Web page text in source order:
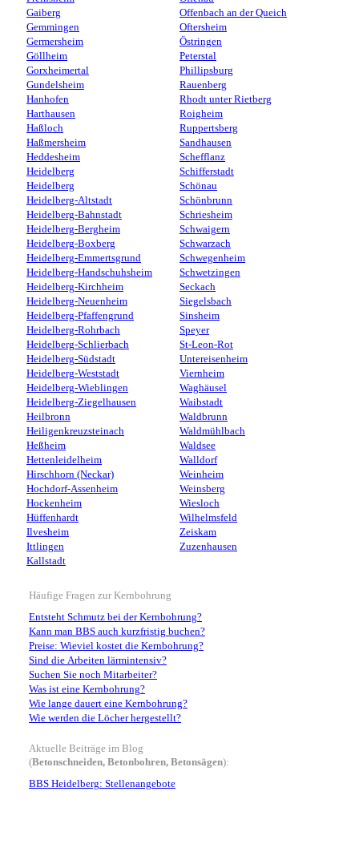
Gaiberg
Gemmingen
Germersheim
Göllheim
Gorxheimertal
Gundelsheim
Hanhofen
Harthausen
Haßloch
Haßmersheim
Heddesheim
Heidelberg
Heidelberg
Heidelberg-Altstadt
Heidelberg-Bahnstadt
Heidelberg-Bergheim
Heidelberg-Boxberg
Heidelberg-Emmertsgrund
Heidelberg-Handschuhsheim
Heidelberg-Kirchheim
Heidelberg-Neuenheim
Heidelberg-Pfaffengrund
Heidelberg-Rohrbach
Heidelberg-Schlierbach
Heidelberg-Südstadt
Heidelberg-Weststadt
Heidelberg-Wieblingen
Heidelberg-Ziegelhausen
Heilbronn
Heiligenkreuzsteinach
Heßheim
Hettenleidelheim
Hirschhorn (Neckar)
Hochdorf-Assenheim
Hockenheim
Hüffenhardt
Ilvesheim
Ittlingen
Kallstadt
Offenbach an der Queich
Oftersheim
Östringen
Peterstal
Phillipsburg
Rauenberg
Rhodt unter Rietberg
Roigheim
Ruppertsberg
Sandhausen
Schefflanz
Schifferstadt
Schönau
Schönbrunn
Schriesheim
Schwaigern
Schwarzach
Schwegenheim
Schwetzingen
Seckach
Siegelsbach
Sinsheim
Speyer
St-Leon-Rot
Untereisenheim
Viernheim
Waghäusel
Waibstadt
Waldbrunn
Waldmühlbach
Waldsee
Walldorf
Weinheim
Weinsberg
Wiesloch
Wilhelmsfeld
Zeiskam
Zuzenhausen
Häufige Fragen zur Kernbohrung
Entsteht Schmutz bei der Kernbohrung?
Kann man BBS auch kurzfristig buchen?
Preise: Wieviel kostet die Kernbohrung?
Sind die Arbeiten lärmintensiv?
Suchen Sie noch Mitarbeiter?
Was ist eine Kernbohrung?
Wie lange dauert eine Kernbohrung?
Wie werden die Löcher hergestellt?
Aktuelle Beiträge im Blog
(Betonschneiden, Betonbohren, Betonsägen):
BBS Heidelberg: Stellenangebote